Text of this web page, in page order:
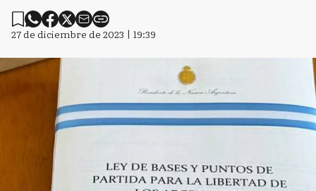
27 de diciembre de 2023 | 19:39